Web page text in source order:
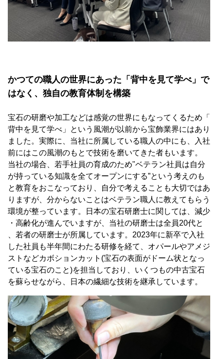
かつての職人の世界にあった「背中を見て学べ」で
はなく、独自の教育体制を構築
宝石の研磨や加工などは感覚の世界にもなってくるため「
背中を見て学べ」という風潮が以前から宝飾業界にはあり
ました。実際に、当社に所属している職人の中にも、入社
前にはこの風潮のもとで技術を磨いてきた者もいます。
当社の場合、若手社員の育成のため"ベテラン社員は自分
が持っている知識を全てオープンにする”という考えのも
と教育をおこなっており、自分で考えることも大切ではあ
りますが、分からないことはベテラン職人に教えてもらう
環境が整っています。日本の宝石研磨士に関しては、減少
・高齢化が進んでいますが、当社の研磨士は全員20代と
、若者の研磨士が所属しています。2023年に新卒で入社
した社員も半年間にわたる研修を経て、オパールやアメジ
ストなどカボションカット(宝石の表面がドーム状となっ
ている宝石のこと)を担当しており、いくつもの中古宝石
を蘇らせながら、日本の繊細な技術を継承しています。